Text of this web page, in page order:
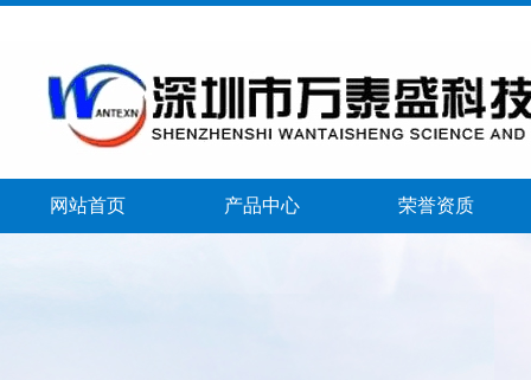
网站首页 产品中心 荣誉资质